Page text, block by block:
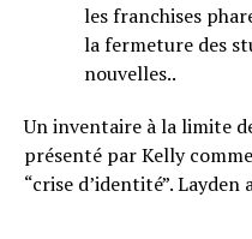
les franchises
la fermeture des
nouvelles..
Un inventaire à la limite
présenté par Kelly
“crise d’identité”.